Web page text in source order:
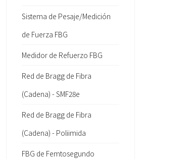
Sistema de Pesaje/Medición
de Fuerza FBG
Medidor de Refuerzo FBG
Red de Bragg de Fibra
(Cadena) - SMF28e
Red de Bragg de Fibra
(Cadena) - Poliimida
FBG de Femtosegundo